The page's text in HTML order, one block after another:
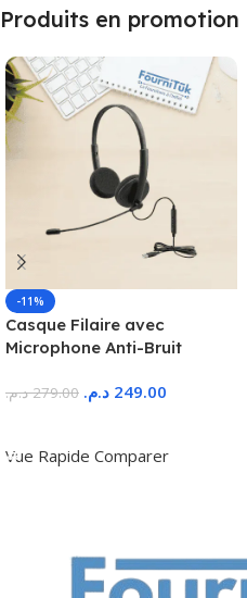
Produits en promotion
-11%
Casque Filaire avec
Microphone Anti-Bruit
279.00 د.م. 249.00 د.م.
Vue Rapide Comparer